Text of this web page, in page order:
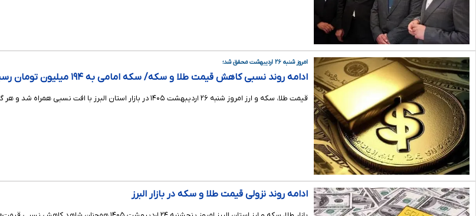
امروز شنبه ۲۶ اردیبهشت محقق شد؛
ادامه روند نسبی کاهش قیمت طلا و سکه/ سکه امامی به ۱۹۴ میلیون تومان رسید
قیمت طلا، سکه و ارز امروز شنبه ۲۶ اردیبهشت ۱۴۰۵ در بازار استان البرز با افت نسبی همراه شد و هر گرم طلای ۱۸ عیار به حدود ۱۹ میلیون و ۲۶۳ هزار تومان رسید.
ادامه روند نزولی قیمت طلا و سکه در بازار البرز